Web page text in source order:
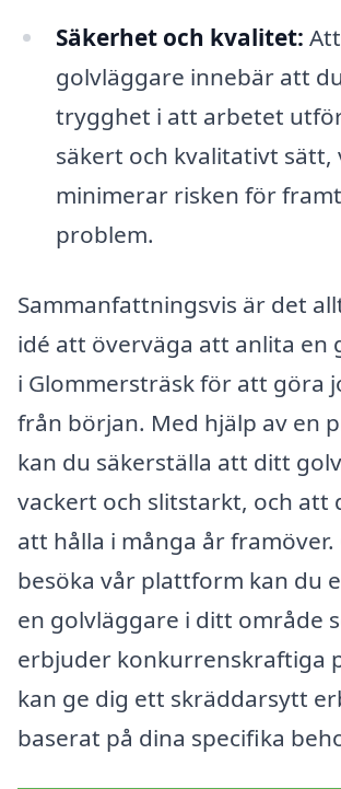
Säkerhet och kvalitet:
golvläggare innebär att
trygghet i att arbetet
säkert och kvalitativt sätt,
minimerar risken för
problem.
Sammanfattningsvis är det
idé att överväga att anlita en
i Glommersträsk för att göra
från början. Med hjälp av en
kan du säkerställa att ditt
vackert och slitstarkt, och att
att hålla i många år
besöka vår plattform kan du
en golvläggare i ditt område
erbjuder konkurrenskraftiga
kan ge dig ett skräddarsytt
baserat på dina specifika